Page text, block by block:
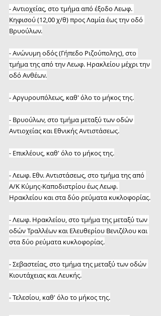
- Αντιοχείας, στο τμήμα από έξοδο Λεωφ.
Κηφισού (12,00 χ/θ) προς Λαμία έως την οδό
Βρυούλων.
- Ανώνυμη οδός (Γήπεδο Ριζούπολης), στο
τμήμα της από την Λεωφ. Ηρακλείου μέχρι την
οδό Ανθέων.
- Αργυρουπόλεως, καθ' όλο το μήκος της.
- Βρυούλων, στο τμήμα μεταξύ των οδών
Αντιοχείας και Εθνικής Αντιστάσεως.
- Επικλέους, καθ' όλο το μήκος της.
- Λεωφ. Εθν. Αντιστάσεως, στο τμήμα της από
Α/Κ Κύμης-Καποδιστρίου έως Λεωφ.
Ηρακλείου και στα δύο ρεύματα κυκλοφορίας.
- Λεωφ. Ηρακλείου, στο τμήμα της μεταξύ των
οδών Τραλλέων και Ελευθερίου Βενιζέλου και
στα δύο ρεύματα κυκλοφορίας.
- Σεβαστείας, στο τμήμα της μεταξύ των οδών
Κιουτάχειας και Λευκής.
- Τελεσίου, καθ' όλο το μήκος της.